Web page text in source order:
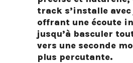
track s’installe
offrant une écoute
jusqu’à basculer
vers une seconde
plus percutante.